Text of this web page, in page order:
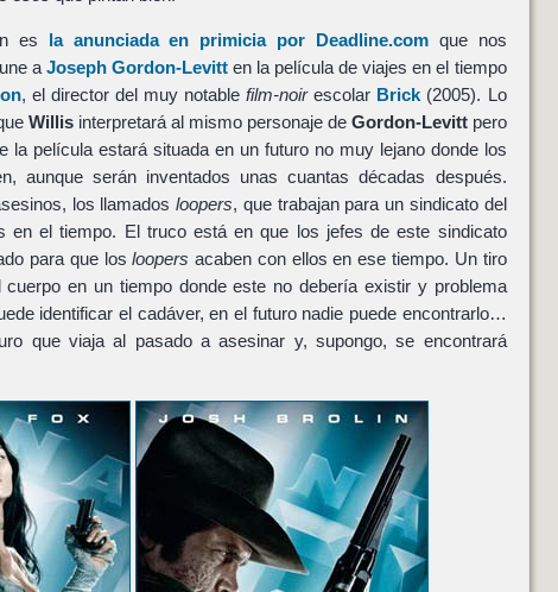
es la anunciada en primicia por Deadline.comque nos
a Joseph Gordon-Levitt en la película de viajes en el tiempo
, el director del muy notablefilm-noirescolar Brick (2005). Lo
Willisinterpretará al mismo personaje de Gordon-Levittpero
la película estará situada en un futuro no muy lejano donde los
aunque serán inventados unas cuantas décadas después.
los llamadosloopers, que trabajan para un sindicato del
en el tiempo. El truco está en que los jefes de este sindicato
para que losloopers acaben con ellos en ese tiempo. Un tiro
en un tiempo donde este no debería existir y problema
identificar el cadáver, en el futuro nadie puede encontrarlo…
que viaja al pasado a asesinar y, supongo, se encontrará